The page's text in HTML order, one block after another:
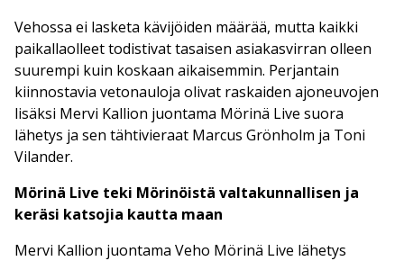
Vehossa ei lasketa kävijöiden määrää, mutta kaikki
paikallaolleet todistivat tasaisen asiakasvirran olleen
suurempi kuin koskaan aikaisemmin. Perjantain
kiinnostavia vetonauloja olivat raskaiden ajoneuvojen
lisäksi Mervi Kallion juontama Mörinä Live suora
lähetys ja sen tähtivieraat Marcus Grönholm ja Toni
Vilander.
Mörinä Live teki Mörinöistä valtakunnallisen ja
keräsi katsojia kautta maan
Mervi Kallion juontama Veho Mörinä Live lähetys